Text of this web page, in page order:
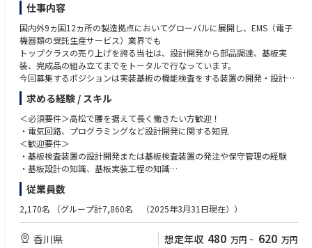
仕事内容
国内外9ヵ国12ヵ所の製造拠点においてグローバルに展開し、EMS（電子
機器類の受託生産サービス）業界でも
トップクラスの売り上げを誇る当社は、設計開発から部品調達、基板実
装、完成品の組み立てまでをトータルで行なっています。
今回募集するポジションは実装基板の機能検査をする装置の開発・設計を
お任せいたします。
【具体的な業務】
・基板検査装置の設計、開発
・顧客要望に合わせたプログラミング及びデバッグ作業
・協力会社・外注先のコント―ロール・管理
・製品不良発生時の不具合解析、検査装置の保守メンテ対応など
イ、オーディオ編集機（完成品）、デジタルカメラ、カーナビ用バックラ
イト、カーオーデイオ）／家電製品（洗濯機、マッサージ機、電子レン
ジ、ポンプ、食器洗い乾燥機、電動自転車）／事務機器（プリンター、FA
X、コピー機／IT・通信機器（ハードディスクドライブ、携帯電話（バッ
クライト、インバータ））／美容関連機器、イオン導入器、肌水分計／医
求める経験 / スキル
＜必須要件＞高松で腰を据えて長く働きたい方歓迎！
・電気回路、プログラミングなど設計開発に関する知見
＜歓迎要件＞
・基板検査装置の設計開発または基板検査装置の発注や保守管理の経験
・基板設計の知識、基板実装工程の知識
・プログラミングのスキル（C言語でのマイコンソフト開発、C#言語での
PCアプリ開発）
従業員数
2,170名 （グループ計7,860名 （2025年3月31日現在））
香川県 想定年収 480 万円 ~ 620 万円